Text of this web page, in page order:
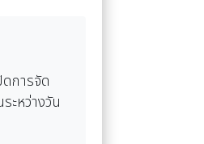
การจัด
หว่างวัน